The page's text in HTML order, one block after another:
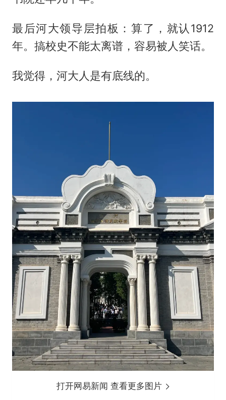
最后河大领导层拍板：算了，就认1912
年。搞校史不能太离谱，容易被人笑话。
我觉得，河大人是有底线的。
打开网易新闻 查看更多图片